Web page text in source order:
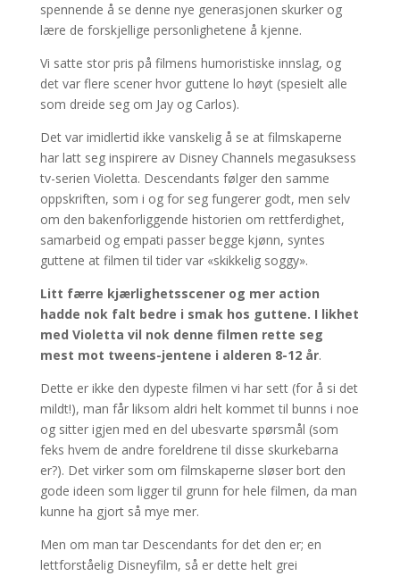
spennende å se denne nye generasjonen skurker og
lære de forskjellige personlighetene å kjenne.
Vi satte stor pris på filmens humoristiske innslag, og
det var flere scener hvor guttene lo høyt (spesielt alle
som dreide seg om Jay og Carlos).
Det var imidlertid ikke vanskelig å se at filmskaperne
har latt seg inspirere av Disney Channels megasuksess
tv-serien Violetta. Descendants følger den samme
oppskriften, som i og for seg fungerer godt, men selv
om den bakenforliggende historien om rettferdighet,
samarbeid og empati passer begge kjønn, syntes
guttene at filmen til tider var «skikkelig soggy».
Litt færre kjærlighetsscener og mer action
hadde nok falt bedre i smak hos guttene. I likhet
med Violetta vil nok denne filmen rette seg
mest mot tweens-jentene i alderen 8-12 år.
Dette er ikke den dypeste filmen vi har sett (for å si det
mildt!), man får liksom aldri helt kommet til bunns i noe
og sitter igjen med en del ubesvarte spørsmål (som
feks hvem de andre foreldrene til disse skurkebarna
er?). Det virker som om filmskaperne sløser bort den
gode ideen som ligger til grunn for hele filmen, da man
kunne ha gjort så mye mer.
Men om man tar Descendants for det den er; en
lettforståelig Disneyfilm, så er dette helt grei